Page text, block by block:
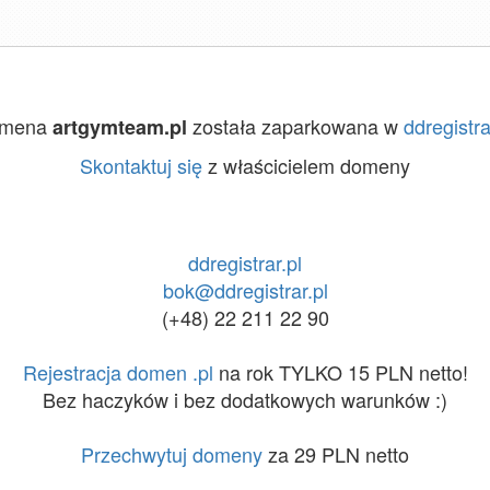
artgymteam.pl została zaparkowana w
Skontaktuj sięz właścicielem domeny
ddregistrar.pl
bok@ddregistrar.pl
(+48) 22 211 22 90
Rejestracja domen .pl na rok TYLKO 15 PLN netto!
Bez haczyków i bez dodatkowych warunków :)
Przechwytuj domenyza 29 PLN netto